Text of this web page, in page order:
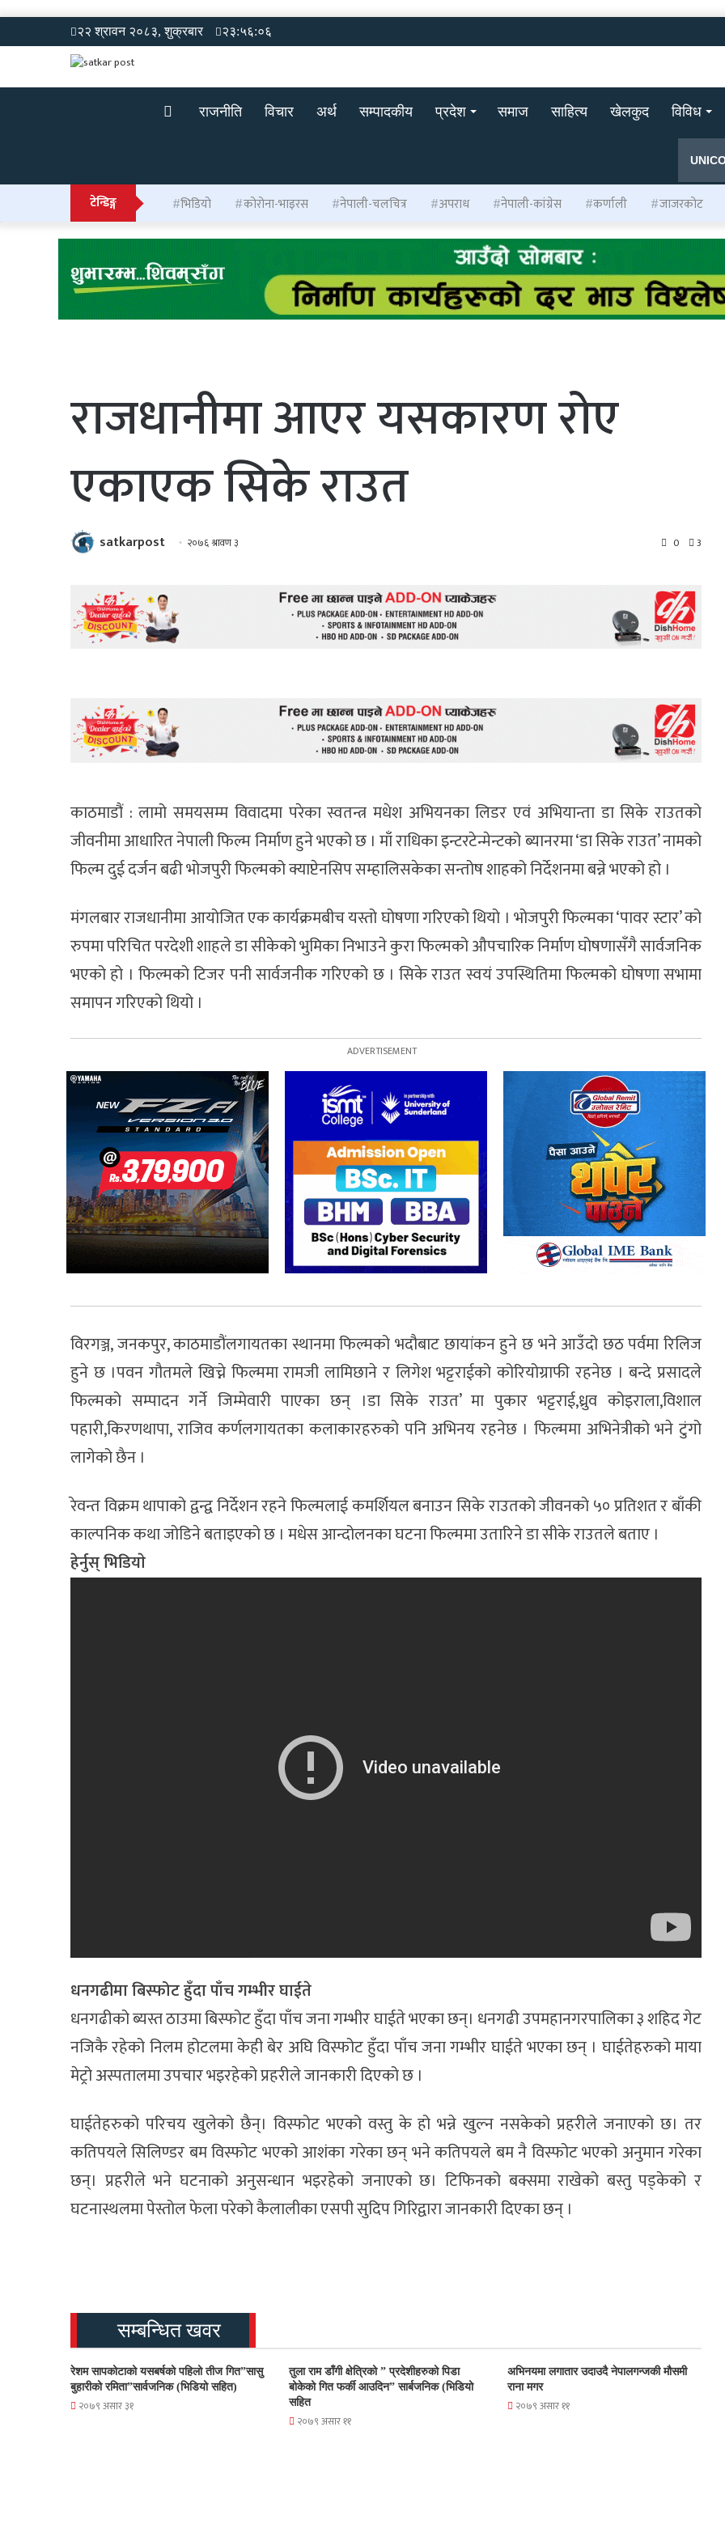
२२ श्रावन २०८३, शुक्रबार २३:५६:०७
राजनीति विचार अर्थ सम्पादकीय प्रदेश समाज साहित्य खेलकुद विविध
टेन्डिङ्ग भिडियो कोरोना-भाइरस नेपाली-चलचित्र अपराध नेपाली-कांग्रेस कर्णाली जाजरकोट
राजधानीमा आएर यसकारण राेए
एकाएक सिके राउत
satkarpost २०७६ श्रावण ३ 0 3
काठमाडौं : लामो समयसम्म विवादमा परेका स्वतन्त्र मधेश अभियनका लिडर एवं अभियान्ता डा सिके राउतको
जीवनीमा आधारित नेपाली फिल्म निर्माण हुने भएको छ । माँ राधिका इन्टरटेन्मेन्टको ब्यानरमा ‘डा सिके राउत’ नामको
फिल्म दुई दर्जन बढी भोजपुरी फिल्मको क्याप्टेनसिप सम्हालिसकेका सन्तोष शाहको निर्देशनमा बन्ने भएको हो ।
मंगलबार राजधानीमा आयोजित एक कार्यक्रमबीच यस्तो घोषणा गरिएको थियो । भोजपुरी फिल्मका ‘पावर स्टार’ को
रुपमा परिचित परदेशी शाहले डा सीकेको भुमिका निभाउने कुरा फिल्मको औपचारिक निर्माण घोषणासँगै सार्वजनिक
भएको हो । फिल्मको टिजर पनी सार्वजनीक गरिएको छ । सिके राउत स्वयं उपस्थितिमा फिल्मको घोषणा सभामा
समापन गरिएको थियो ।
विरगञ्ज, जनकपुर, काठमाडौंलगायतका स्थानमा फिल्मको भदौबाट छायांकन हुने छ भने आउँदो छठ पर्वमा रिलिज
हुने छ ।पवन गौतमले खिच्ने फिल्ममा रामजी लामिछाने र लिगेश भट्टराईको कोरियोग्राफी रहनेछ । बन्दे प्रसादले
फिल्मको सम्पादन गर्ने जिम्मेवारी पाएका छन् ।डा सिके राउत’ मा पुकार भट्टराई,ध्रुव कोइराला,विशाल
पहारी,किरणथापा, राजिव कर्णलगायतका कलाकारहरुको पनि अभिनय रहनेछ । फिल्ममा अभिनेत्रीको भने टुंगो
लागेको छैन ।
रेवन्त विक्रम थापाको द्वन्द्व निर्देशन रहने फिल्मलाई कमर्शियल बनाउन सिके राउतको जीवनको ५० प्रतिशत र बाँकी
काल्पनिक कथा जोडिने बताइएको छ । मधेस आन्दोलनका घटना फिल्ममा उतारिने डा सीके राउतले बताए ।
हेर्नुस् भिडियाे
धनगढीमा बिस्फोट हुँदा पाँच गम्भीर घाईते
धनगढीको ब्यस्त ठाउमा बिस्फोट हुँदा पाँच जना गम्भीर घाईते भएका छन्। धनगढी उपमहानगरपालिका ३ शहिद गेट
नजिकै रहेको निलम होटलमा केही बेर अघि विस्फोट हुँदा पाँच जना गम्भीर घाईते भएका छन् । घाईतेहरुको माया
मेट्रो अस्पतालमा उपचार भइरहेको प्रहरीले जानकारी दिएको छ ।
घाईतेहरुको परिचय खुलेको छैन्। विस्फोट भएको वस्तु के हो भन्ने खुल्न नसकेको प्रहरीले जनाएको छ। तर
कतिपयले सिलिण्डर बम विस्फोट भएको आशंका गरेका छन् भने कतिपयले बम नै विस्फोट भएको अनुमान गरेका
छन्। प्रहरीले भने घटनाको अनुसन्धान भइरहेको जनाएको छ। टिफिनको बक्समा राखेको बस्तु पड्केको र
घटनास्थलमा पेस्तोल फेला परेको कैलालीका एसपी सुदिप गिरिद्वारा जानकारी दिएका छन् ।
सम्बन्धित खवर
रेशम सापकोटाको यसबर्षको पहिलो तीज गित”सासु
बुहारीको रमिता”सार्वजनिक (भिडियो सहित)
२०७९ असार ३१
तुला राम डाँगी क्षेत्रिको ” प्रदेशीहरुको पिडा
बोकेको गित फर्की आउदिन” सार्बजनिक (भिडियो
सहित
२०७९ असार ११
अभिनयमा लगातार उदाउदै नेपालगन्जकी मौसमी
राना मगर
२०७९ असार ११